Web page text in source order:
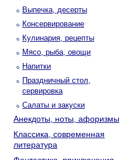
Выпечка, десерты
Консервирование
Кулинария, рецепты
Мясо, рыба, овощи
Напитки
Праздничный стол,
сервировка
Салаты и закуски
Анекдоты, ноты, афоризмы
Классика, современная
литература